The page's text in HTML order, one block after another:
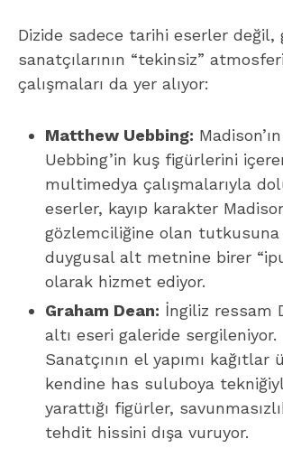
Dizide sadece tarihi eserler değil,
sanatçılarının “tekinsiz”
çalışmaları da yer alıyor:
Matthew Uebbing:
Uebbing’in kuş figürlerini
multimedya çalışmalarıyla
eserler, kayıp karakter
gözlemciliğine olan tutkusuna
duygusal alt metnine birer
olarak hizmet ediyor.
Graham Dean: İngiliz ressam
altı eseri galeride sergileniyor.
Sanatçının el yapımı kağıtlar
kendine has suluboya
yarattığı figürler,
tehdit hissini dışa vuruyor.